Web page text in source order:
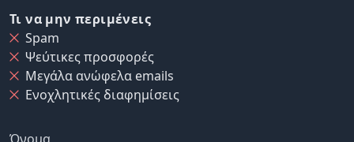
Τι να μην περιμένεις
Spam
Ψεύτικες προσφορές
Μεγάλα ανώφελα emails
Ενοχλητικές διαφημίσεις